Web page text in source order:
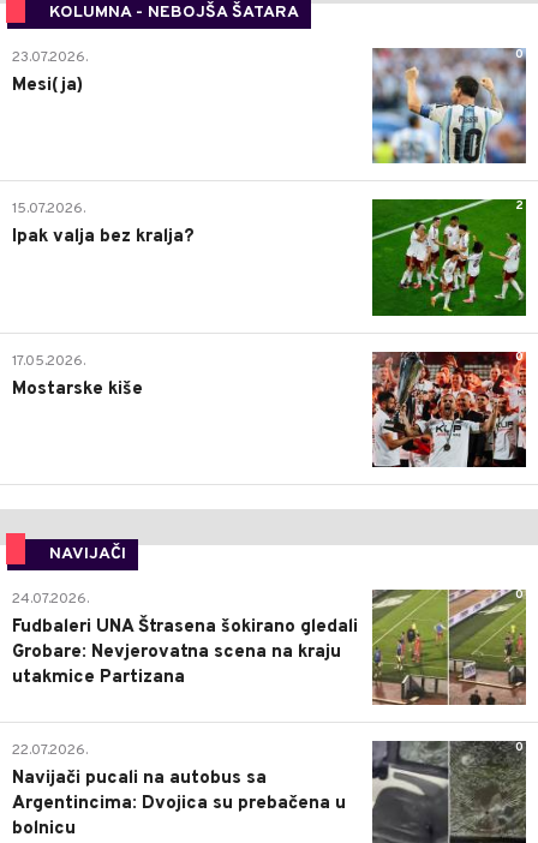
KOLUMNA - NEBOJŠA ŠATARA
0
23.07.2026.
Mesi(ja)
2
15.07.2026.
Ipak valja bez kralja?
0
17.05.2026.
Mostarske kiše
NAVIJAČI
0
24.07.2026.
Fudbaleri UNA Štrasena šokirano gledali
Grobare: Nevjerovatna scena na kraju
utakmice Partizana
0
22.07.2026.
Navijači pucali na autobus sa
Argentincima: Dvojica su prebačena u
bolnicu